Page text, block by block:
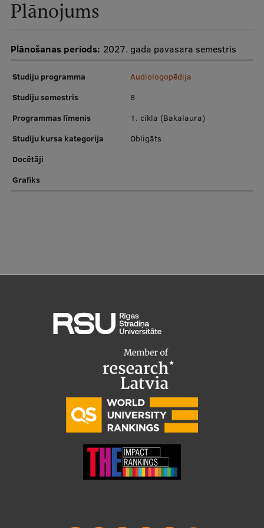
Ētikas un līdztiesības mācības
Sagatavošanas kursi
Profesionālās pilnveides kursi
ESF kvalifikācijas celšanas kursi
Pedagoģiskās izaugsmes centrs
Zinātnes ietekme
Pētniecības platformas
Pētniecības pakalpojumi
Pētniecības projekti
Zinātnieku brokastis
Vertikāli integrētie projekti
Zinātniskās konferences
Plānojums
Plānošanas periods: 2027. gada pavasara semestris
Studiju programma
Audiologopēdija
Studiju semestris
8
Programmas līmenis
1. cikla (Bakalaura)
Studiju kursa kategorija
Obligāts
Docētāji
Grafiks